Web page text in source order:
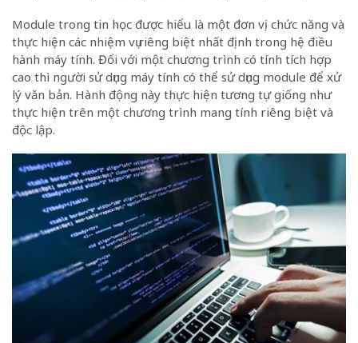
Module trong tin học được hiểu là một đơn vị chức năng và
thực hiện các nhiệm vụ riêng biệt nhất định trong hệ điều
hành máy tính. Đối với một chương trình có tính tích hợp
cao thì người sử dụng máy tính có thể sử dụng module để xử
lý văn bản. Hành động này thực hiện tương tự giống như
thực hiện trên một chương trình mang tính riêng biệt và
độc lập.